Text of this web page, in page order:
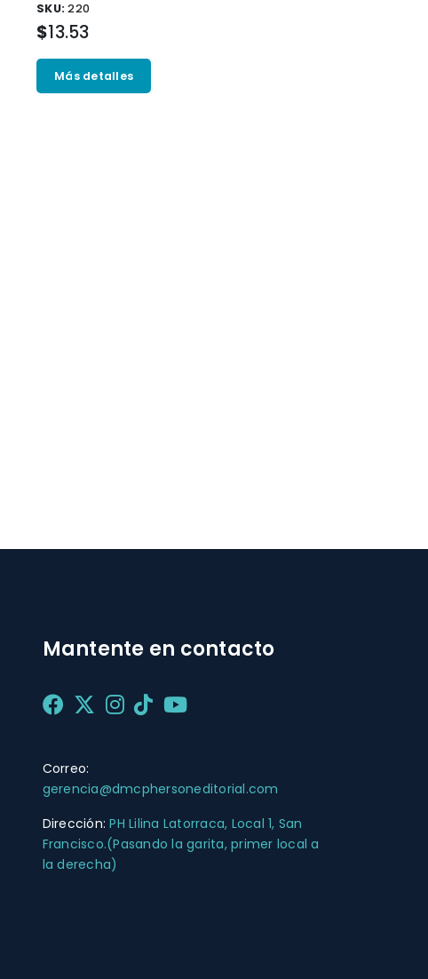
SKU:220
$13.53
Más detalles
Mantente en contacto
Correo:
gerencia@dmcphersoneditorial.com
Dirección:PH Lilina Latorraca, Local 1, San
Francisco.(Pasando la garita, primer local a
la derecha)